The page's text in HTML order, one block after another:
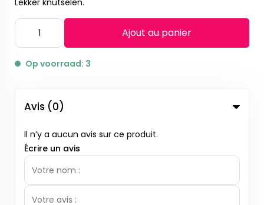
Lekker knutselen.
Ajout au panier
Op voorraad: 3
Avis (0)
Il n’y a aucun avis sur ce produit.
Écrire un avis